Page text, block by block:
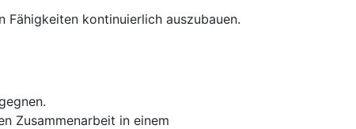
kontinuierlich auszubauen.
Zusammenarbeit in einem